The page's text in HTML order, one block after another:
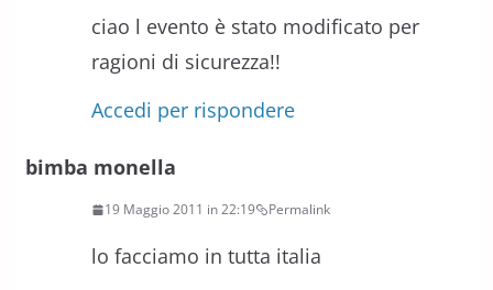
ciao l evento è stato modificato per
ragioni di sicurezza!!
Accedi per rispondere
bimba monella
19 Maggio 2011 in 22:19 Permalink
lo facciamo in tutta italia